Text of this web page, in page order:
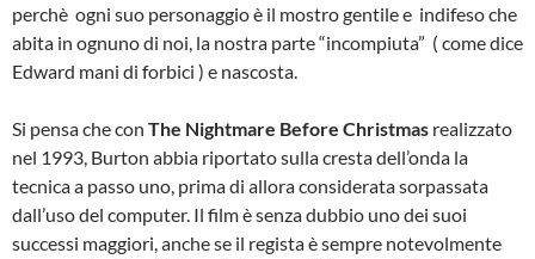
perchè ogni suo personaggio è il mostro gentile e indifeso che
abita in ognuno di noi, la nostra parte “incompiuta” ( come dice
Edward mani di forbici ) e nascosta.
Si pensa che con The Nightmare Before Christmas realizzato
nel 1993, Burton abbia riportato sulla cresta dell’onda la
tecnica a passo uno, prima di allora considerata sorpassata
dall’uso del computer. Il film è senza dubbio uno dei suoi
successi maggiori, anche se il regista è sempre notevolmente